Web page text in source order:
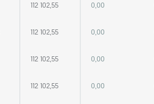
112 102,55 0,00
112 102,55 0,00
112 102,55 0,00
112 102,55 0,00